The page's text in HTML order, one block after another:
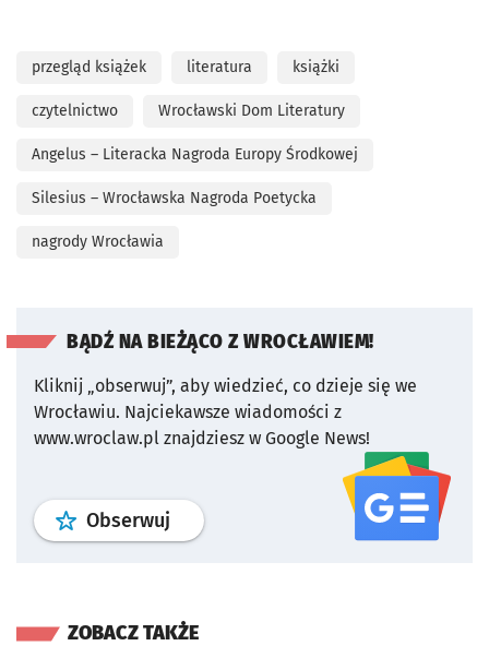
przegląd książek literatura książki
czytelnictwo Wrocławski Dom Literatury
Angelus – Literacka Nagroda Europy Środkowej
Silesius – Wrocławska Nagroda Poetycka
nagrody Wrocławia
BĄDŹ NA BIEŻĄCO Z WROCŁAWIEM!
Kliknij „obserwuj”, aby wiedzieć, co dzieje się we
Wrocławiu. Najciekawsze wiadomości z
www.wroclaw.pl znajdziesz w Google News!
Obserwuj profil serwisu
ZOBACZ TAKŻE